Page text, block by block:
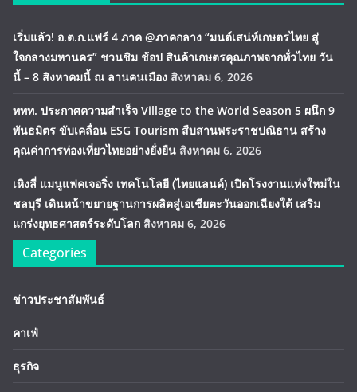
เริ่มแล้ว! อ.ต.ก.แฟร์ 4 ภาค @ภาคกลาง “มนต์เสน่ห์เกษตรไทย สู่
ใจกลางมหานคร” ชวนชิม ช้อป สินค้าเกษตรคุณภาพจากทั่วไทย วัน
นี้ – 8 สิงหาคมนี้ ณ ลานคนเมือง สิงหาคม 6, 2026
ททท. ประกาศความสำเร็จ Village to the World Season 5 ผนึก 9
พันธมิตร ขับเคลื่อน ESG Tourism สืบสานพระราชปณิธาน สร้าง
คุณค่าการท่องเที่ยวไทยอย่างยั่งยืน สิงหาคม 6, 2026
เหิงลี่ แมนูแฟคเจอริ่ง เทคโนโลยี (ไทยแลนด์) เปิดโรงงานแห่งใหม่ใน
ชลบุรี เดินหน้าขยายฐานการผลิตสู่เอเชียตะวันออกเฉียงใต้ เสริม
แกร่งยุทธศาสตร์ระดับโลก สิงหาคม 6, 2026
Categories
ข่าวประชาสัมพันธ์
คาเฟ่
ธุรกิจ